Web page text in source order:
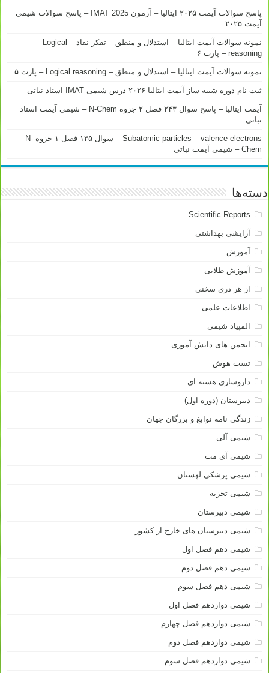
پاسخ سوالات آیمت ۲۰۲۵ ایتالیا – آزمون IMAT 2025 – پاسخ سوالات شیمی
آیمت ۲۰۲۵
نمونه سوالات آیمت ایتالیا – استدلال و منطق – تفکر نقاد – Logical
reasoning – پارت ۶
نمونه سوالات آیمت ایتالیا – استدلال و منطق – Logical reasoning – پارت ۵
ثبت نام دوره شبیه ساز آیمت ایتالیا ۲۰۲۶ درس شیمی IMAT استاد نباتی
آیمت ایتالیا – پاسخ سوال ۲۴۳ فصل ۲ جزوه N-Chem – شیمی آیمت استاد
نباتی
Subatomic particles – valence electrons – سوال ۱۳۵ فصل ۱ جزوه N-
Chem – شیمی آیمت نباتی
دسته‌ها
Scientific Reports
آرایشی بهداشتی
آموزش
آموزش طلایی
از هر دری سخنی
اطلاعات علمی
المپیاد شیمی
انجمن های دانش آموزی
تست هوش
داروسازی هسته ای
دبیرستان (دوره اول)
زندگی نامه نوابغ و بزرگان جهان
شیمی آلی
شیمی آی مت
شیمی پزشکی لهستان
شیمی تجزیه
شیمی دبیرستان
شیمی دبیرستان های خارج از کشور
شیمی دهم فصل اول
شیمی دهم فصل دوم
شیمی دهم فصل سوم
شیمی دوازدهم فصل اول
شیمی دوازدهم فصل چهارم
شیمی دوازدهم فصل دوم
شیمی دوازدهم فصل سوم